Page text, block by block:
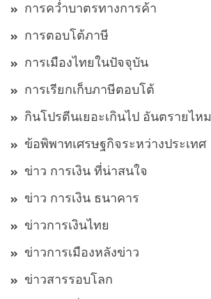
การคว่ำบาตรทางการค้า
การตอบโต้ภาษี
การเมืองไทยในปัจจุบัน
การเรียกเก็บภาษีตอบโต้
กินโปรตีนเยอะเกินไป อันตรายไหม
ข้อพิพาทเศรษฐกิจระหว่างประเทศ
ข่าว การเงิน ที่น่าสนใจ
ข่าว การเงิน ธนาคาร
ข่าวการเงินไทย
ข่าวการเมืองหลังข่าว
ข่าวสารรอบโลก